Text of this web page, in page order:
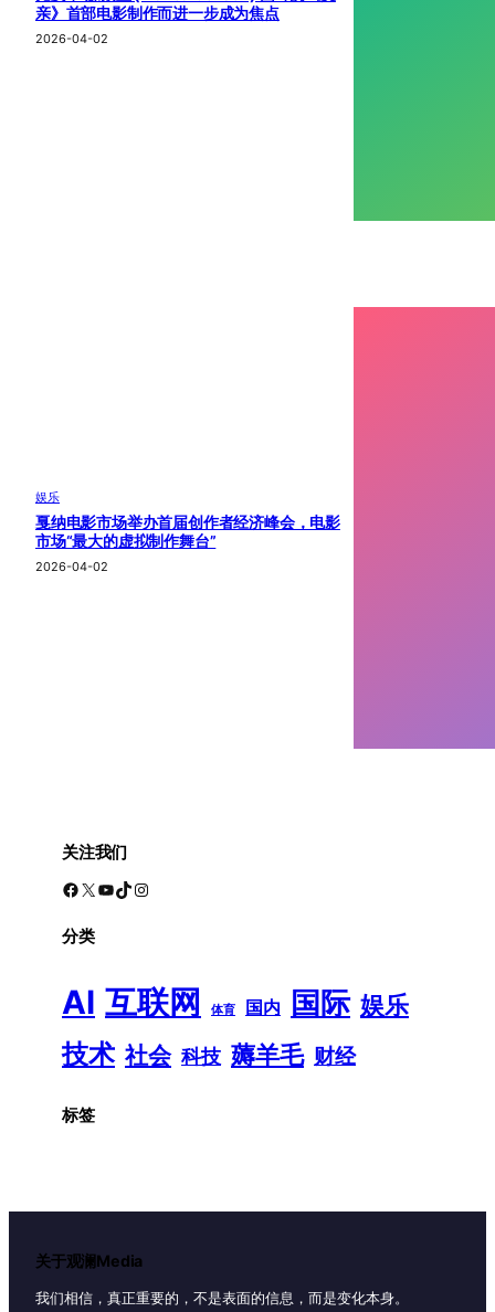
亲》首部电影制作而进一步成为焦点
2026-04-02
娱乐
戛纳电影市场举办首届创作者经济峰会，电影
市场“最大的虚拟制作舞台”
2026-04-02
关注我们
Facebook X YouTube TikTok Instagram
分类
AI 互联网 体育 国内 国际 娱乐
技术 社会 科技 薅羊毛 财经
标签
关于观澜Media
我们相信，真正重要的，不是表面的信息，而是变化本身。